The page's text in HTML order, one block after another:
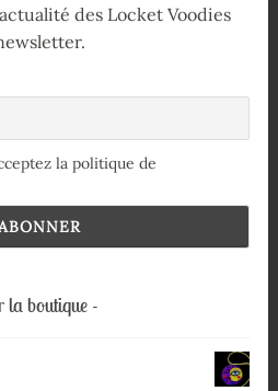
des Locket Voodies
la politique de
la boutique